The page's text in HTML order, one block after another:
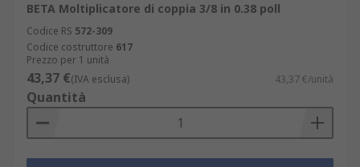
BETA Moltiplicatore di coppia 3/8 in 0.38 poll
Codice RS 572-309
Codice costruttore 617
Prezzo per 1 unità
43,37 €(IVA esclusa) 43,37 €/unità
Quantità